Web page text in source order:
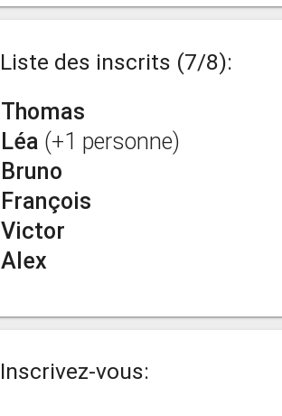
Liste des inscrits (7/8):
Thomas
Léa (+1 personne)
Bruno
François
Victor
Alex
Inscrivez-vous: